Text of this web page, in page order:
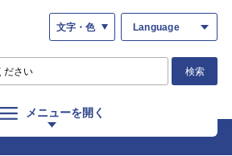
文字・色 Language
検索
メニューを開く